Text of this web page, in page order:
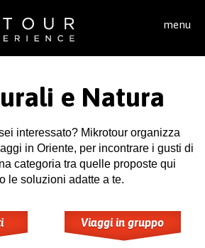
menu
e Natura
interessato? Mikrotour organizza
in Oriente, per incontrare i gusti di
categoria tra quelle proposte qui
le soluzioni adatte a te.
Viaggi in gruppo